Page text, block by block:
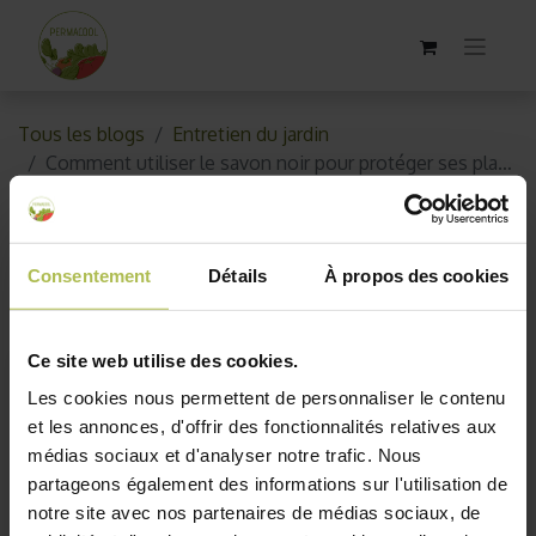
Consentement Détails À propos des cookies
Ce site web utilise des cookies.
Les cookies nous permettent de personnaliser le contenu
et les annonces, d'offrir des fonctionnalités relatives aux
médias sociaux et d'analyser notre trafic. Nous
partageons également des informations sur l'utilisation de
notre site avec nos partenaires de médias sociaux, de
Tous les blogs
Entretien du jardin
Comment utiliser le savon noir pour protéger ses plantes ?
Comment utiliser le savon noir
pour protéger ses plantes ?